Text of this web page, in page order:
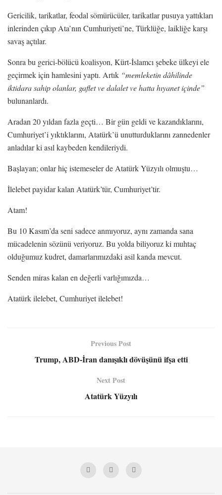
Gericilik, tarikatlar, feodal sömürücüler, tarikatlar pusuya yattıkları
inlerinden çıkıp Ata’nın Cumhuriyeti’ne, Türklüğe, laikliğe karşı
savaş açtılar.
Sonra bu gerici-bölücü koalisyon, Kürt-İslamcı şebeke ülkeyi ele
geçirmek için hamlesini yaptı. Artık “memleketin dâhilinde
iktidara sahip olanlar, gaflet ve dalalet ve hatta hıyanet içinde”
bulunanlardı.
Aradan 20 yıldan fazla geçti… Bir gün geldi ve kazandıklarını,
Cumhuriyet’i yıktıklarını, Atatürk’ü unutturduklarını zannedenler
anladılar ki asıl kaybeden kendileriydi.
Başlayan; onlar hiç istemeseler de Atatürk Yüzyılı olmuştu…
İlelebet payidar kalan Atatürk’tür, Cumhuriyet’tir.
Atam!
Bu 10 Kasım’da seni sadece anmıyoruz, aynı zamanda sana
mücadelenin sözünü veriyoruz. Bu yolda biliyoruz ki muhtaç
olduğumuz kudret, damarlarımızdaki asil kanda mevcut.
Senden miras kalan en değerli varlığımızda…
Atatürk ilelebet, Cumhuriyet ilelebet!
Previous Post
Trump, ABD-İran danışıklı dövüşünü ifşa etti
Next Post
Atatürk Yüzyılı